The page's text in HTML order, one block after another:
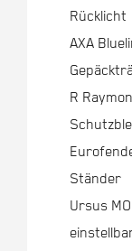
Rücklicht
AXA
R
Ständer
Ursus